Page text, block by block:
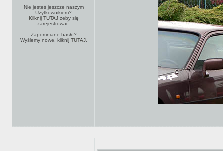
Nie jesteś jeszcze naszym
Użytkownikiem?
Kilknij TUTAJżeby się
zarejestrować.
Zapomniane hasło?
Wyślemy nowe, kliknij TUTAJ.